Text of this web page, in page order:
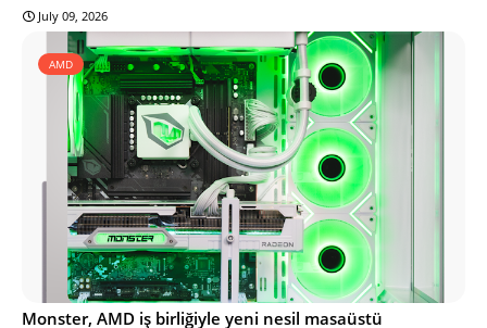
July 09, 2026
AMD
Monster, AMD iş birliğiyle yeni nesil masaüstü